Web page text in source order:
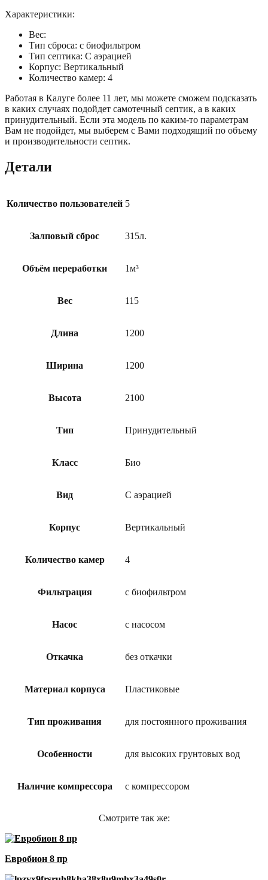
Характеристики:
Вес:
Тип сброса: с биофильтром
Тип септика: С аэрацией
Корпус: Вертикальный
Количество камер: 4
Работая в Калуге более 11 лет, мы можете сможем подсказать
в каких случаях подойдет самотечный септик, а в каких
принудительный. Если эта модель по каким-то параметрам
Вам не подойдет, мы выберем с Вами подходящий по объему
и производительности септик.
Детали
Количество пользователей 5
Залповый сброс 315л.
Объём переработки 1м³
Вес 115
Длина 1200
Ширина 1200
Высота 2100
Тип Принудительный
Класс Био
Вид С аэрацией
Корпус Вертикальный
Количество камер 4
Фильтрация с биофильтром
Насос с насосом
Откачка без откачки
Материал корпуса Пластиковые
Тип проживания для постоянного проживания
Особенности для высоких грунтовых вод
Наличие компрессора с компрессором
Смотрите так же:
Евробион 8 пр